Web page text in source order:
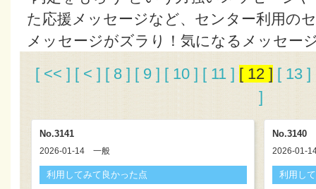
た応援メッセージなど、センター利用の
メッセージがズラり！気になるメッセー
[ << ] [ < ] [ 8 ] [ 9 ] [ 10 ] [ 11 ] [ 12 ] [ 13 ]
]
No.3141
2026-01-14 一般
利用してみて良かった点
No.3140
2026-01-
利用し